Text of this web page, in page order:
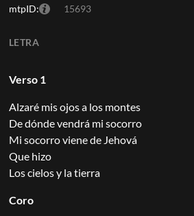
mtpID: 15693
LETRA
Verso 1
Alzaré mis ojos a los montes
De dónde vendrá mi socorro
Mi socorro viene de Jehová
Que hizo
Los cielos y la tierra
Coro